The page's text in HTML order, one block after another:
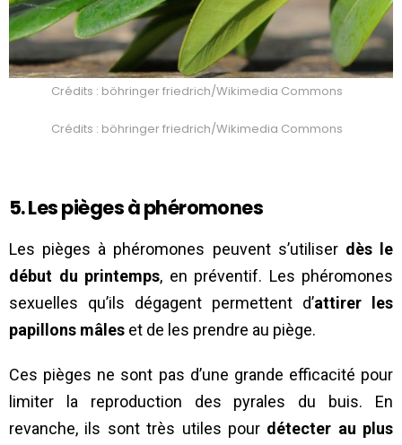
Crédits : böhringer friedrich/Wikimedia Commons
Crédits : böhringer friedrich/Wikimedia Commons
5. Les pièges à phéromones
Les pièges à phéromones peuvent s’utiliser dès le
début du printemps, en préventif. Les phéromones
sexuelles qu’ils dégagent permettent d’attirer les
papillons mâles et de les prendre au piège.
Ces pièges ne sont pas d’une grande efficacité pour
limiter la reproduction des pyrales du buis. En
revanche, ils sont très utiles pour détecter au plus